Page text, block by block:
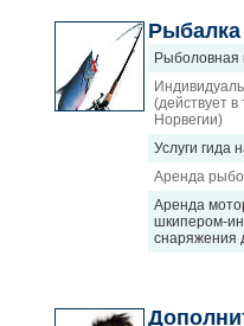
Рыбалка
Рыболовная
(действует
Норвегии)
Услуги гида
Аренда
Аренда
шкипером-
снаряжения